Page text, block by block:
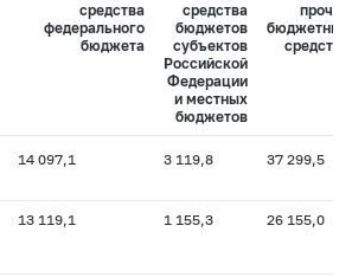
средства
федерального
бюджета
средства
бюджетов
субъектов
Российской
Федерации
и местных
бюджетов
прочие
бюджетные
средства
14 097,1 3 119,8 37 299,5
13 119,1 1 155,3 26 155,0